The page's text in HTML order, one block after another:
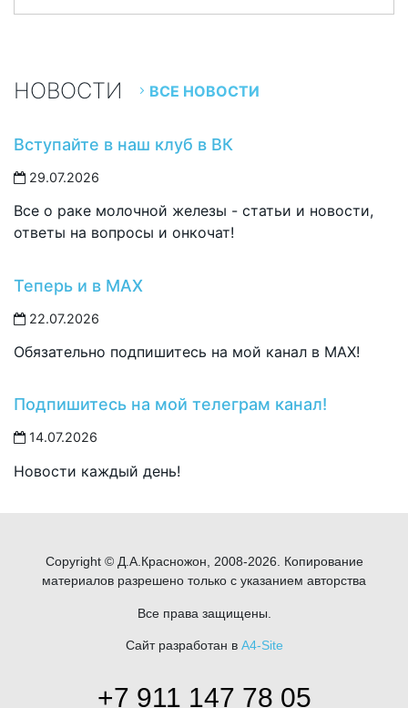
НОВОСТИ ВСЕ НОВОСТИ
Вступайте в наш клуб в ВК
29.07.2026
Все о раке молочной железы - статьи и новости,
ответы на вопросы и онкочат!
Теперь и в MAX
22.07.2026
Обязательно подпишитесь на мой канал в MAX!
Подпишитесь на мой телеграм канал!
14.07.2026
Новости каждый день!
Copyright © Д.А.Красножон, 2008-2026. Копирование
материалов разрешено только с указанием авторства
Все права защищены.
Сайт разработан в A4-Site
+7 911 147 78 05